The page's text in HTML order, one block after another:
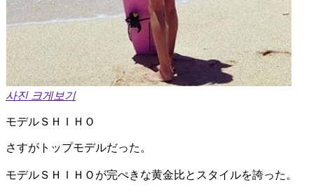
사진 크게보기
モデルＳＨＩＨＯ
さすがトップモデルだった。
モデルＳＨＩＨＯが完ぺきな黄金比とスタイルを誇った。